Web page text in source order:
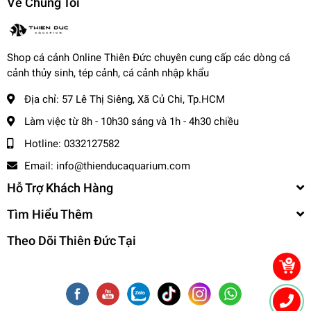
động trong ngành cá cảnh hơn 20 năm, nhận được
sự tin tưởng của hàng ngàn khách hàng.
nuôi dưỡng trong môi trường đạt chuẩn, đảm bảo
sức khỏe và màu sắc đẹp.
đánh giá tích cực về chất lượng cá, dịch vụ chăm sóc
tận tình, và giá cả hợp lý.
4. Cách để mua sản phẩm cá
cảnh tại trại Thiên Đức
thức sau:
Mua trực tiếp tại trại
Mua online
: Đặt hàng qua:
Website chính thức.cacanhthienduc.com
Shop cá cảnh Online Thiên Đức chuyên cung cấp các dòng cá
cảnh thủy sinh, tép cảnh, cá cảnh nhập khẩu
Địa chỉ: 57 Lê Thị Siêng, Xã Củ Chi, Tp.HCM
Làm việc từ 8h - 10h30 sáng và 1h - 4h30 chiều
Hotline: 0332127582
Email: info@thienducaquarium.com
Hỗ Trợ Khách Hàng
Tìm Hiểu Thêm
Theo Dõi Thiên Đức Tại